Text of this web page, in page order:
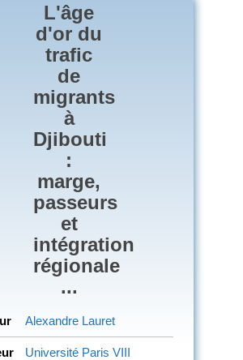
L'âge
d'or du
trafic
de
migrants
à
Djibouti
:
marge,
passeurs
et
intégration
régionale
...
Alexandre Lauret
Université Paris VIII